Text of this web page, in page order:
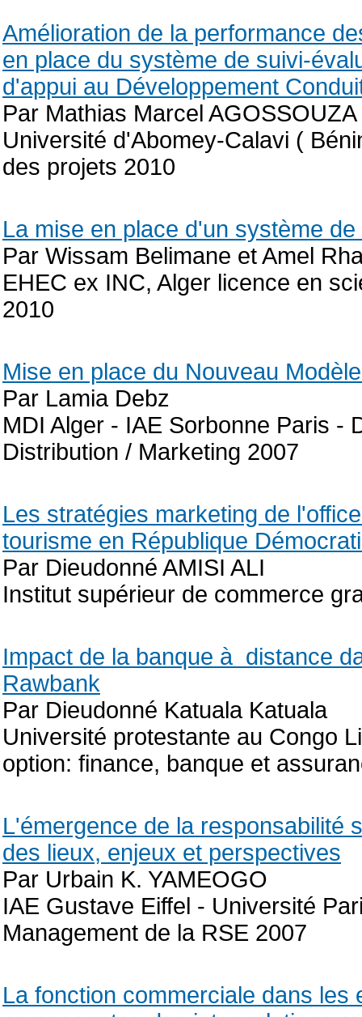
Amélioration de la performance
en place du système de suivi-
d'appui au Développement
Par Mathias Marcel AGOSSOUZA
Université d'Abomey-Calavi (
des projets 2010
La mise en place d'un système
Par Wissam Belimane et Amel
EHEC ex INC, Alger licence en
2010
Mise en place du Nouveau
Par Lamia Debz
MDI Alger - IAE Sorbonne Paris -
Distribution / Marketing 2007
Les stratégies marketing de
tourisme en République
Par Dieudonné AMISI ALI
Institut supérieur de commerce
Impact de la banque à distance
Rawbank
Par Dieudonné Katuala Katuala
Université protestante au Congo
option: finance, banque et
L'émergence de la responsabilité
des lieux, enjeux et perspectives
Par Urbain K. YAMEOGO
IAE Gustave Eiffel - Université
Management de la RSE 2007
La fonction commerciale dans